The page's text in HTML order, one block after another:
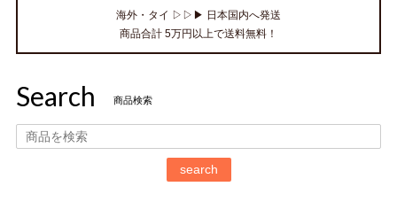
海外・タイ ▷▷▶ 日本国内へ発送
商品合計 5万円以上で送料無料！
Search 商品検索
search